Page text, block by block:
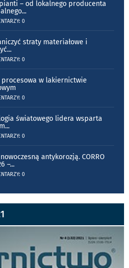
– od lokalnego producenta
...
0
straty materiałowe i
...
0
procesowa w lakiernictwie
0
światowego lidera wsparta
...
0
antykorozją. CORRO
–...
0